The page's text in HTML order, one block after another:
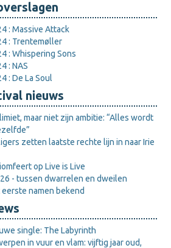
: Massive Attack
: Trentemøller
: Whispering Sons
: NAS
: De La Soul
nieuws
maar niet zijn ambitie: “Alles wordt
zetten laatste rechte lijn in naar Irie
op Live is Live
- tussen dwarrelen en dweilen
namen bekend
single: The Labyrinth
in vuur en vlam: vijftig jaar oud,